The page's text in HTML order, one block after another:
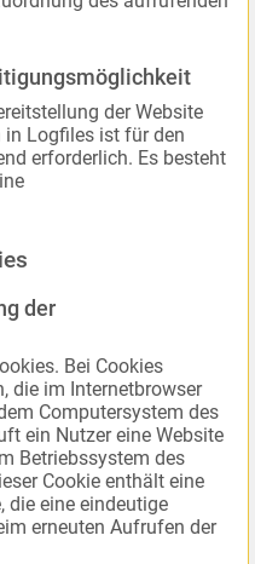
der Website
in Logfiles ist für den
erforderlich. Es besteht
der
Bei Cookies
die im Internetbrowser
Computersystem des
ein Nutzer eine Website
Betriebssystem des
Cookie enthält eine
die eine eindeutige
erneuten Aufrufen der